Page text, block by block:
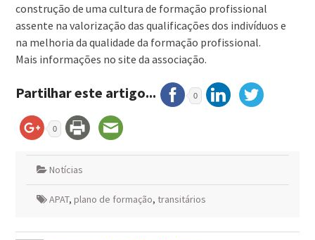
construção de uma cultura de formação profissional
assente na valorização das qualificações dos indivíduos e
na melhoria da qualidade da formação profissional.
Mais informações no site da associação.
Partilhar este artigo... 0
0
Notícias
APAT, plano de formação, transitários